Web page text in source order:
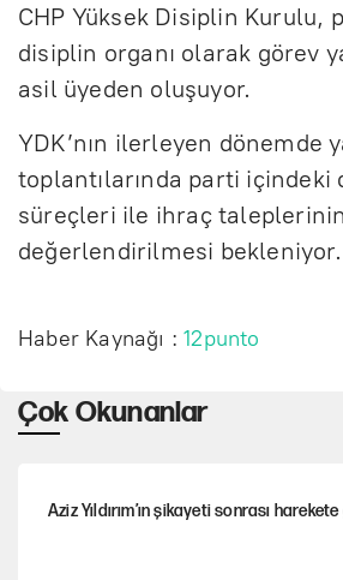
CHP Yüksek Disiplin Kurulu,
disiplin organı olarak görev
asil üyeden oluşuyor.
YDK’nın ilerleyen dönemde
toplantılarında parti içindeki
süreçleri ile ihraç taleplerinin
değerlendirilmesi bekleniyor.
Haber Kaynağı :12punto
Çok Okunanlar
Aziz Yıldırım’ın şikayeti sonrası